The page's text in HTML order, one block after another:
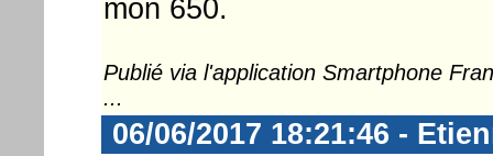
mon 650.
Publié via l'application Smartphone
...
06/06/2017 18:21:46 -